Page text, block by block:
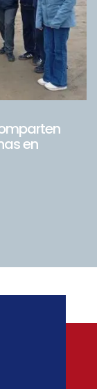
en